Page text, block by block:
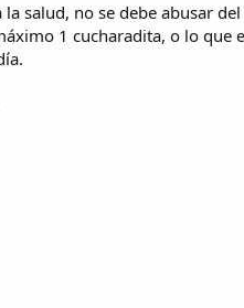
salud, no se debe abusar
1 cucharadita, o lo que